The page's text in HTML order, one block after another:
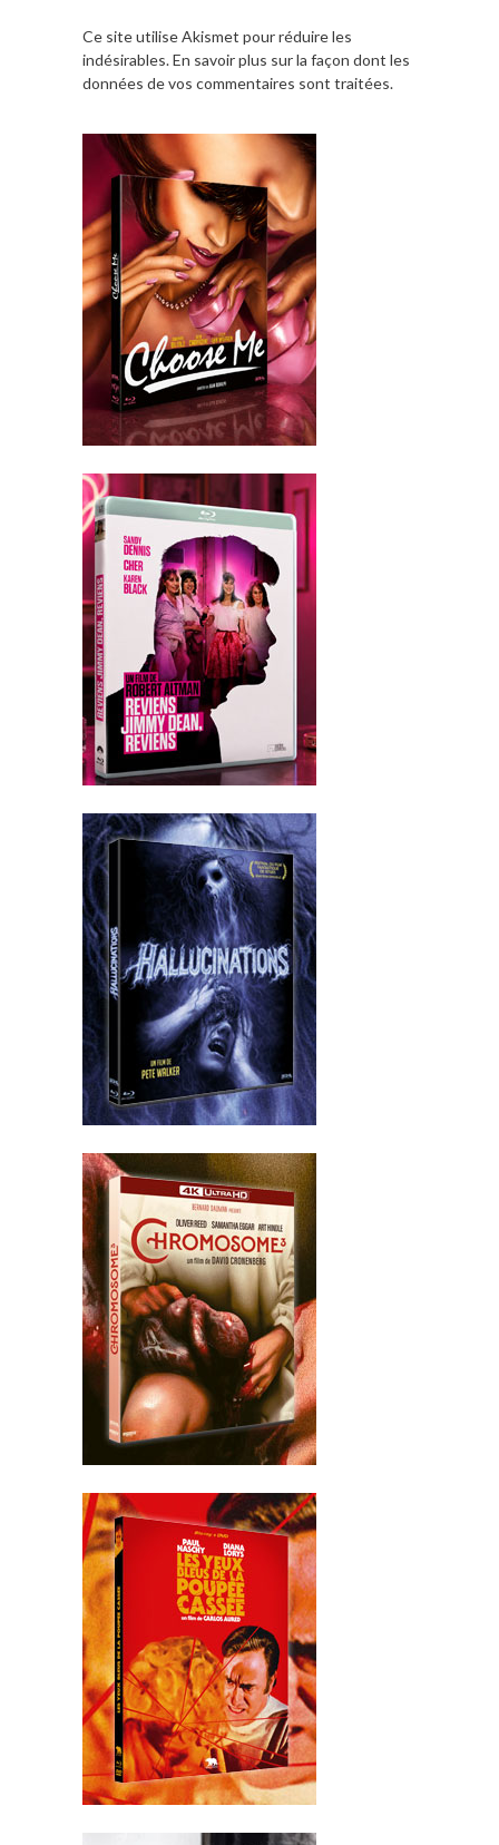
Ce site utilise Akismet pour réduire les
indésirables.En savoir plus sur la façon dont les
données de vos commentaires sont traitées.